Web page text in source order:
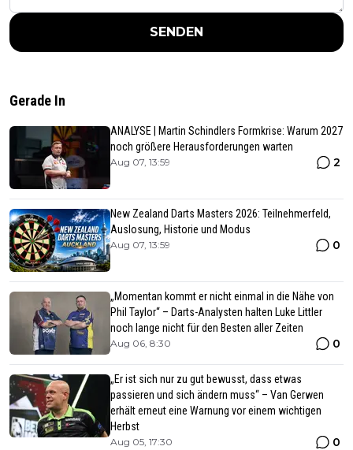
SENDEN
Gerade In
ANALYSE | Martin Schindlers Formkrise: Warum 2027
noch größere Herausforderungen warten
Aug 07, 13:59 2
New Zealand Darts Masters 2026: Teilnehmerfeld,
Auslosung, Historie und Modus
Aug 07, 13:59 0
„Momentan kommt er nicht einmal in die Nähe von
Phil Taylor“ – Darts-Analysten halten Luke Littler
noch lange nicht für den Besten aller Zeiten
Aug 06, 8:30 0
„Er ist sich nur zu gut bewusst, dass etwas
passieren und sich ändern muss“ – Van Gerwen
erhält erneut eine Warnung vor einem wichtigen
Herbst
Aug 05, 17:30 0